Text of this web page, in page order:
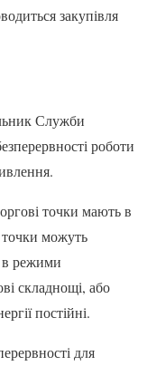
закупівля
Служби
роботи
точки мають в
точки можуть
в режими
складнощі, або
постійні.
для